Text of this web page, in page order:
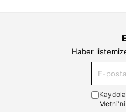
Haber
Metni